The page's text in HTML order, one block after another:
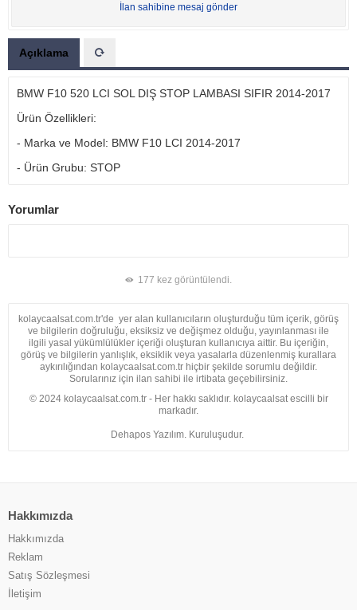
İlan sahibine mesaj gönder
Açıklama
BMW F10 520 LCI SOL DIŞ STOP LAMBASI SIFIR 2014-2017
Ürün Özellikleri:
- Marka ve Model: BMW F10 LCI 2014-2017
- Ürün Grubu: STOP
Yorumlar
177 kez görüntülendi.
kolaycaalsat.com.tr'de yer alan kullanıcıların oluşturduğu tüm içerik, görüş
ve bilgilerin doğruluğu, eksiksiz ve değişmez olduğu, yayınlanması ile
ilgili yasal yükümlülükler içeriği oluşturan kullanıcıya aittir. Bu içeriğin,
görüş ve bilgilerin yanlışlık, eksiklik veya yasalarla düzenlenmiş kurallara
aykırılığından kolaycaalsat.com.tr hiçbir şekilde sorumlu değildir.
Sorularınız için ilan sahibi ile irtibata geçebilirsiniz.
© 2024 kolaycaalsat.com.tr - Her hakkı saklıdır. kolaycaalsat escilli bir
markadır.
Dehapos Yazılım. Kuruluşudur.
Hakkımızda
Hakkımızda
Reklam
Satış Sözleşmesi
İletişim